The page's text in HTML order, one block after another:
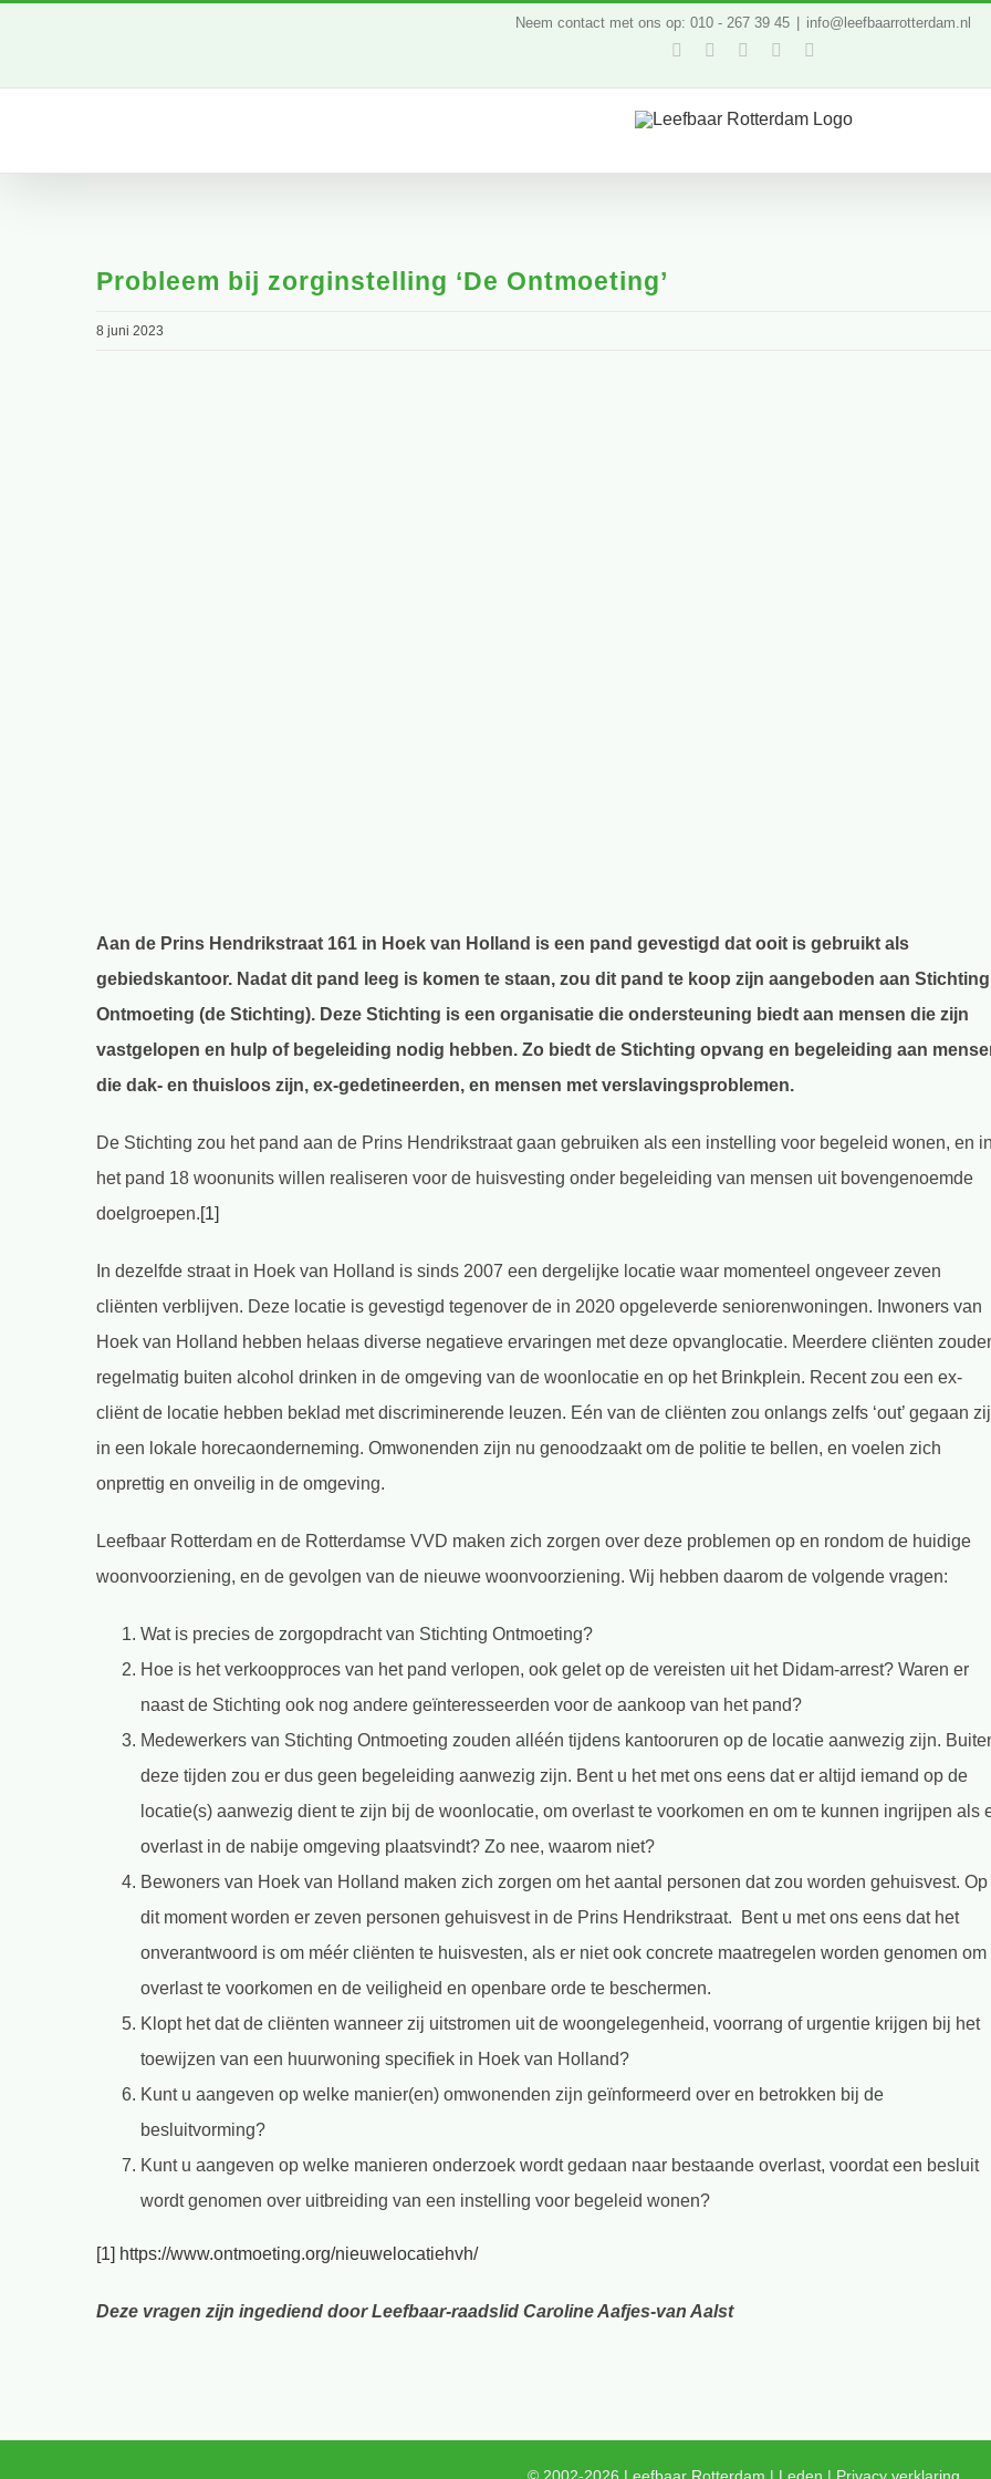
inhoud
Neem contact met ons op: 010 - 267 39 45 info@leefbaarrotterdam.nl
Facebook
TwitterYouTubeLinkedIn
Probleem bij zorginstelling ‘De Ontmoeting’
8 juni 2023
Aan de Prins Hendrikstraat 161 in Hoek van Holland is een pand gevestigd dat ooit is gebruikt als
gebiedskantoor. Nadat dit pand leeg is komen te staan, zou dit pand te koop zijn aangeboden aan Stichting
Ontmoeting (de Stichting). Deze Stichting is een organisatie die ondersteuning biedt aan mensen die zijn
vastgelopen en hulp of begeleiding nodig hebben. Zo biedt de Stichting opvang en begeleiding aan
die dak- en thuisloos zijn, ex-gedetineerden, en mensen met verslavingsproblemen.
De Stichting zou het pand aan de Prins Hendrikstraat gaan gebruiken als een instelling voor begeleid wonen, en
het pand 18 woonunits willen realiseren voor de huisvesting onder begeleiding van mensen uit bovengenoemde
doelgroepen.[1]
In dezelfde straat in Hoek van Holland is sinds 2007 een dergelijke locatie waar momenteel ongeveer zeven
cliënten verblijven. Deze locatie is gevestigd tegenover de in 2020 opgeleverde seniorenwoningen. Inwoners van
Hoek van Holland hebben helaas diverse negatieve ervaringen met deze opvanglocatie. Meerdere cliënten
regelmatig buiten alcohol drinken in de omgeving van de woonlocatie en op het Brinkplein. Recent zou een ex-
cliënt de locatie hebben beklad met discriminerende leuzen. Eén van de cliënten zou onlangs zelfs ‘out’ gegaan
in een lokale horecaonderneming. Omwonenden zijn nu genoodzaakt om de politie te bellen, en voelen zich
onprettig en onveilig in de omgeving.
Leefbaar Rotterdam en de Rotterdamse VVD maken zich zorgen over deze problemen op en rondom de huidige
woonvoorziening, en de gevolgen van de nieuwe woonvoorziening. Wij hebben daarom de volgende vragen:
Wat is precies de zorgopdracht van Stichting Ontmoeting?
Hoe is het verkoopproces van het pand verlopen, ook gelet op de vereisten uit het Didam-arrest? Waren er
naast de Stichting ook nog andere geïnteresseerden voor de aankoop van het pand?
Medewerkers van Stichting Ontmoeting zouden alléén tijdens kantooruren op de locatie aanwezig zijn.
deze tijden zou er dus geen begeleiding aanwezig zijn. Bent u het met ons eens dat er altijd iemand op de
locatie(s) aanwezig dient te zijn bij de woonlocatie, om overlast te voorkomen en om te kunnen ingrijpen als
overlast in de nabije omgeving plaatsvindt? Zo nee, waarom niet?
Bewoners van Hoek van Holland maken zich zorgen om het aantal personen dat zou worden gehuisvest. Op
dit moment worden er zeven personen gehuisvest in de Prins Hendrikstraat. Bent u met ons eens dat het
onverantwoord is om méér cliënten te huisvesten, als er niet ook concrete maatregelen worden genomen om
overlast te voorkomen en de veiligheid en openbare orde te beschermen.
Klopt het dat de cliënten wanneer zij uitstromen uit de woongelegenheid, voorrang of urgentie krijgen bij het
toewijzen van een huurwoning specifiek in Hoek van Holland?
Kunt u aangeven op welke manier(en) omwonenden zijn geïnformeerd over en betrokken bij de
besluitvorming?
Kunt u aangeven op welke manieren onderzoek wordt gedaan naar bestaande overlast, voordat een besluit
wordt genomen over uitbreiding van een instelling voor begeleid wonen?
[1] https://www.ontmoeting.org/nieuwelocatiehvh/
Deze vragen zijn ingediend door Leefbaar-raadslid Caroline Aafjes-van Aalst
© 2002-2026 Leefbaar Rotterdam | Leden | Privacy verklaring